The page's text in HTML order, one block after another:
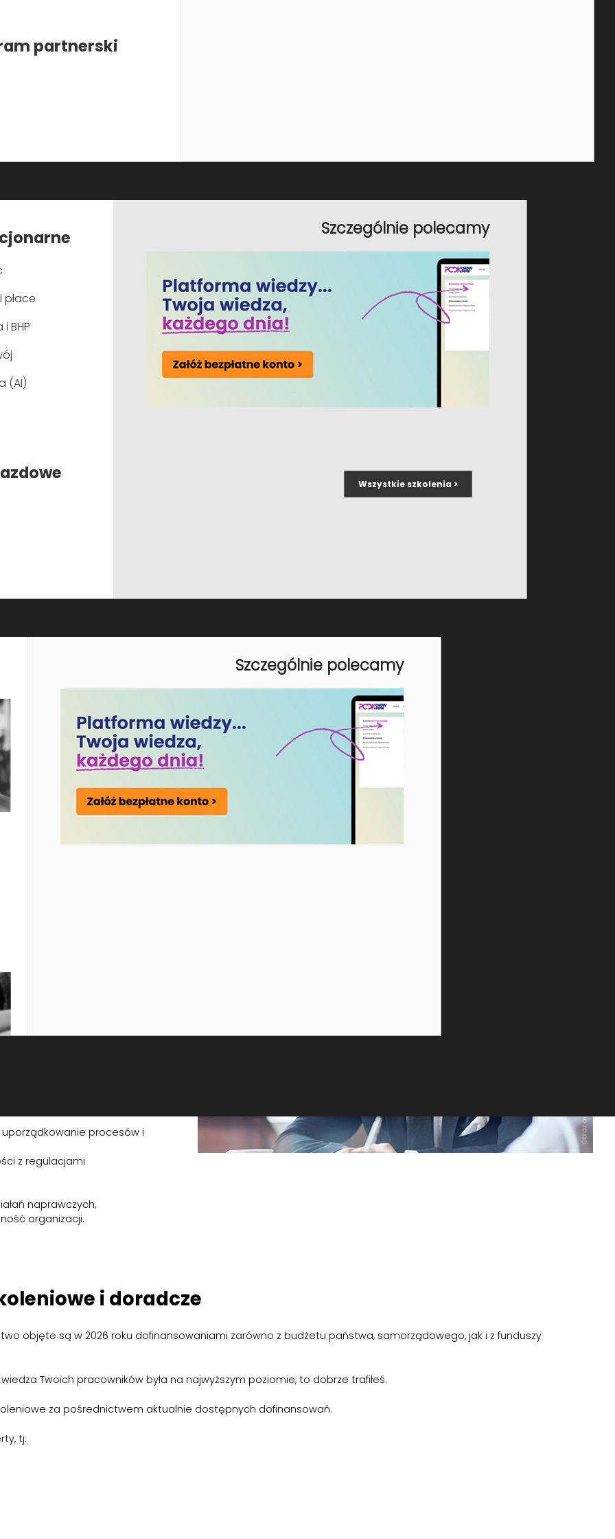
partnerski
BHP
(AI)
Szczególnie polecamy
Wszystkie szkolenia >
Szczególnie polecamy
oraz ESG, pozwalając organizacjom łączyć rozwój kompetencji z wymogami prawnymi, finansowymi i
szkolenie będzie wyglądało. To on ustala również jak dużą grupę chce przeszkolić, z jakiego zakresu, w jakim
i realizacji planów
oraz realnych potrzeb
realnie wspierały rozwój
zespołów i stanowisk,
spójnych ze strategią
coaching, e-learning),
świadomych
zmieniających się wymogów
charakter praktyczny i
procesy oraz budować
z realnymi potrzebami biznesu.
procesów i
z regulacjami
naprawczych,
organizacji.
i doradcze
objęte są w 2026 roku dofinansowaniami zarówno z budżetu państwa, samorządowego, jak i z funduszy
Twoich pracowników była na najwyższym poziomie, to dobrze trafiłeś.
za pośrednictwem aktualnie dostępnych dofinansowań.
tj: